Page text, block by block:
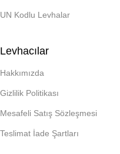
UN Kodlu Levhalar
Levhacılar
Hakkımızda
Gizlilik Politikası
Mesafeli Satış Sözleşmesi
Teslimat İade Şartları